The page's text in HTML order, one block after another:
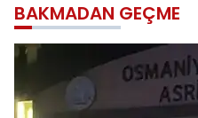
BAKMADAN GEÇME